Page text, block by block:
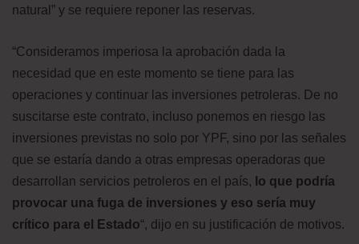
natural” y se requiere reponer las reservas.
“Consideramos imperiosa la aprobación dada la
necesidad que en este momento se tiene para las
operaciones y continuar las inversiones petroleras. De no
suscitarse este contrato, incluso ponemos en riesgo las
inversiones previstas no solo por YPF, sino por las señales
que se estaría dando a otras empresas operadoras que
desarrollan servicios petroleros en el país, lo que podría
provocar una fuga de inversiones y eso sería muy
crítico para el Estado“, dijo en su justificación de motivos.